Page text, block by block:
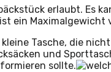
erlaubt. Es
ein Maximalgewicht
Tasche, die
und
sollte.